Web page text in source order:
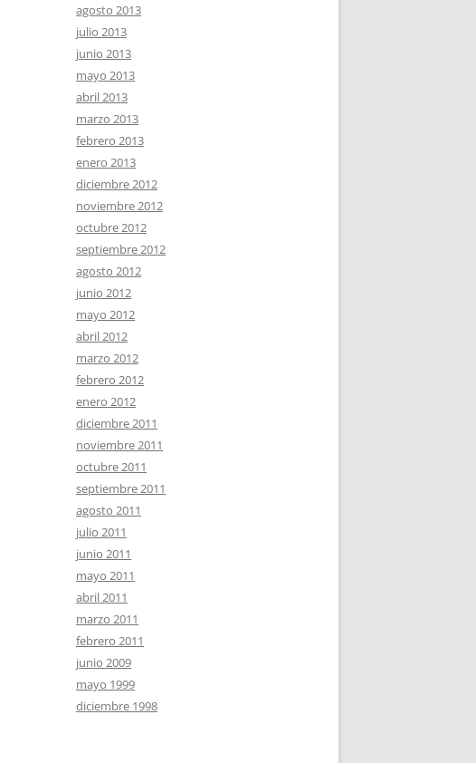
agosto 2013
julio 2013
junio 2013
mayo 2013
abril 2013
marzo 2013
febrero 2013
enero 2013
diciembre 2012
noviembre 2012
octubre 2012
septiembre 2012
agosto 2012
junio 2012
mayo 2012
abril 2012
marzo 2012
febrero 2012
enero 2012
diciembre 2011
noviembre 2011
octubre 2011
septiembre 2011
agosto 2011
julio 2011
junio 2011
mayo 2011
abril 2011
marzo 2011
febrero 2011
junio 2009
mayo 1999
diciembre 1998